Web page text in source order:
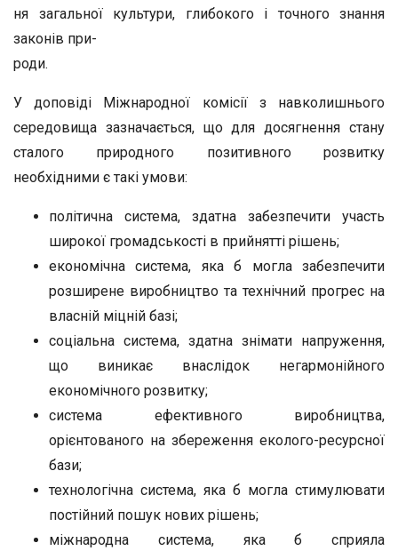
ня загальної культури, глибокого і точного знання
законів при-
роди.
У доповіді Міжнародної комісії з навколишнього
середовища зазначається, що для досягнення стану
сталого природного позитивного розвитку
необхідними є такі умови:
політична система, здатна забезпечити участь
широкої громадськості в прийнятті рішень;
економічна система, яка б могла забезпечити
розширене виробництво та технічний прогрес на
власній міцній базі;
соціальна система, здатна знімати напруження,
що виникає внаслідок негармонійного
економічного розвитку;
система ефективного виробництва,
орієнтованого на збереження еколого-ресурсної
бази;
технологічна система, яка б могла стимулювати
постійний пошук нових рішень;
міжнародна система, яка б сприяла